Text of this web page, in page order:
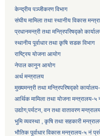
केन्द्रीय पञ्जीकरण विभाग
संघीय मामिला तथा स्थानीय विकास
प्रधानमन्त्री तथा मन्त्रिपरिषद्को
स्थानीय पूर्वाधार तथा कृषि सडक विभाग
राष्ट्रिय योजना आयोग
नेपाल कानुन आयोग
अर्थ मन्त्रालय
मुख्यमन्त्री तथा मन्त्रिपरिषद्को
आर्थिक मामिला तथा योजना मन्त्रालय-५
उद्याेग,पर्यटन, वन तथा वातावरण
भुमि व्यवस्था , कृषि तथा सहकारी
भौतिक पूर्वाधार विकास मन्त्रालय-५ नं